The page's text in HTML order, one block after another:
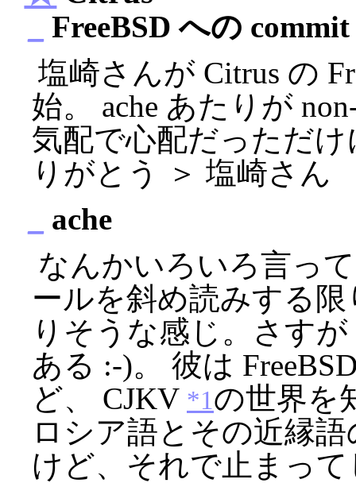
FreeBSD への
塩崎さんが Citrus の
始。 ache あたりが
気配で心配だっただ
りがとう ＞ 塩崎さん
ache
なんかいろいろ言っ
ールを斜め読みする
りそうな感じ。さすが
ある :-)。 彼は
ど、 CJKV *1の世界を
ロシア語とその近縁
けど、それで止まっ